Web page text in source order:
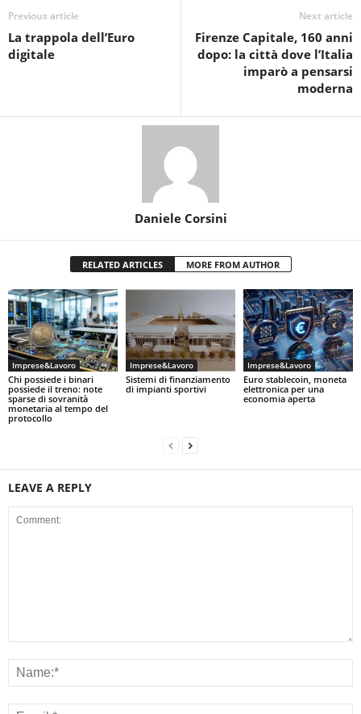
Previous article
La trappola dell’Euro
digitale
Next article
Firenze Capitale, 160 anni
dopo: la città dove l’Italia
imparò a pensarsi
moderna
Daniele Corsini
RELATED ARTICLES MORE FROM AUTHOR
Imprese&Lavoro
Chi possiede i binari
possiede il treno: note
sparse di sovranità
monetaria al tempo del
protocollo
Imprese&Lavoro
Sistemi di finanziamento
di impianti sportivi
Imprese&Lavoro
Euro stablecoin, moneta
elettronica per una
economia aperta
LEAVE A REPLY